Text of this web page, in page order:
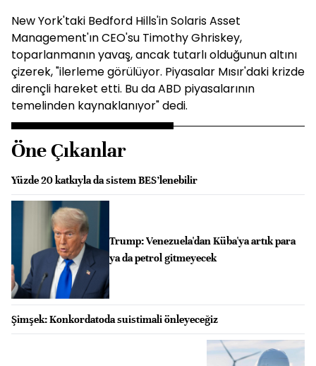
New York'taki Bedford Hills'in Solaris Asset
Management'ın CEO'su Timothy Ghriskey,
toparlanmanın yavaş, ancak tutarlı olduğunun altını
çizerek, "ilerleme görülüyor. Piyasalar Mısır'daki krizde
dirençli hareket etti. Bu da ABD piyasalarının
temelinden kaynaklanıyor" dedi.
Öne Çıkanlar
Yüzde 20 katkıyla da sistem BES’lenebilir
Trump: Venezuela'dan Küba'ya artık para
ya da petrol gitmeyecek
Şimşek: Konkordatoda suistimali önleyeceğiz